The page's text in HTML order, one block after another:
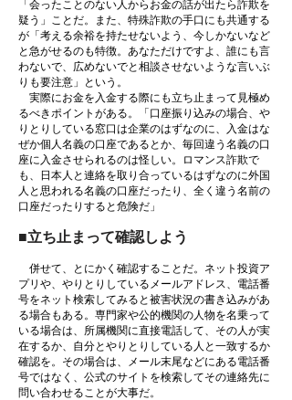
「会ったことのない人からお金の話が出たら詐欺を
疑う」ことだ。また、特殊詐欺の手口にも共通する
が「考える余裕を持たせないよう、今しかないなど
と急がせるのも特徴。あなただけですよ、誰にも言
わないで、広めないでと相談させないような言いぶ
りも要注意」という。
実際にお金を入金する際にも立ち止まって見極め
るべきポイントがある。「口座振り込みの場合、や
りとりしている窓口は企業のはずなのに、入金はな
ぜか個人名義の口座であるとか、毎回違う名義の口
座に入金させられるのは怪しい。ロマンス詐欺で
も、日本人と連絡を取り合っているはずなのに外国
人と思われる名義の口座だったり、全く違う名前の
口座だったりすると危険だ」
■立ち止まって確認しよう
併せて、とにかく確認することだ。ネット投資ア
プリや、やりとりしているメールアドレス、電話番
号をネット検索してみると被害状況の書き込みがあ
る場合もある。専門家や公的機関の人物を名乗って
いる場合は、所属機関に直接電話して、その人が実
在するか、自分とやりとりしている人と一致するか
確認を。その場合は、メール末尾などにある電話番
号ではなく、公式のサイトを検索してその連絡先に
問い合わせることが大事だ。